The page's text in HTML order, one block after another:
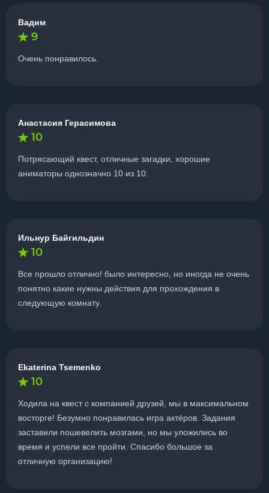
Вадим
9
Очень понравилось.
Анастасия Герасимова
10
Потрясающий квест, отличные загадки, хорошие
аниматоры однозначно 10 из 10.
Ильнур Байгильдин
10
Все прошло отлично! было интересно, но иногда не очень
понятно какие нужны действия для прохождения в
следующую комнату.
Ekaterina Tsemenko
10
Ходила на квест с компанией друзей, мы в максимальном
восторге! Безумно понравилась игра актёров. Задания
заставили пошевелить мозгами, но мы уложились во
время и успели все пройти. Спасибо большое за
отличную организацию!